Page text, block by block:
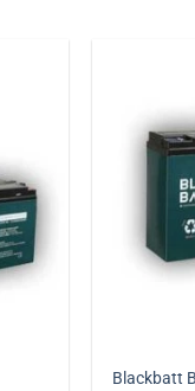
Blackbatt